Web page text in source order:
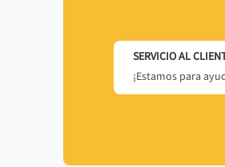
SERVICIO AL
¡Estamos para